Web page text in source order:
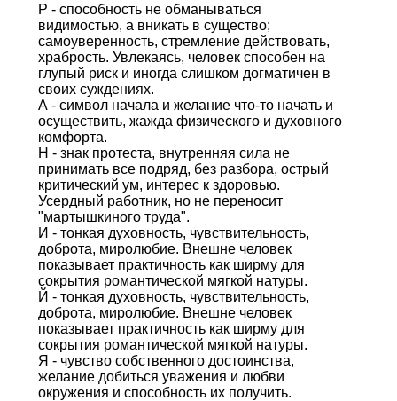
Р - способность не обманываться
видимостью, а вникать в существо;
самоуверенность, стремление действовать,
храбрость. Увлекаясь, человек способен на
глупый риск и иногда слишком догматичен в
своих суждениях.
А - символ начала и желание что-то начать и
осуществить, жажда физического и духовного
комфорта.
Н - знак протеста, внутренняя сила не
принимать все подряд, без разбора, острый
критический ум, интерес к здоровью.
Усердный работник, но не переносит
"мартышкиного труда".
И - тонкая духовность, чувствительность,
доброта, миролюбие. Внешне человек
показывает практичность как ширму для
сокрытия романтической мягкой натуры.
Й - тонкая духовность, чувствительность,
доброта, миролюбие. Внешне человек
показывает практичность как ширму для
сокрытия романтической мягкой натуры.
Я - чувство собственного достоинства,
желание добиться уважения и любви
окружения и способность их получить.